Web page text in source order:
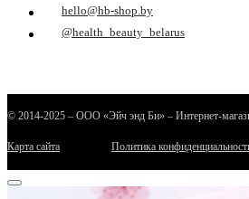
hello@hb-shop.by
@health_beauty_belarus
© 2014-2025 – ООО «Эйч энд Би» – Интернет-
Карта сайта Политика